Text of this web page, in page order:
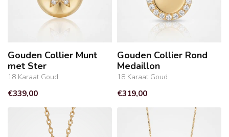
Gouden Collier Munt
met Ster
18 Karaat Goud
€339,00
Gouden Collier Rond
Medaillon
18 Karaat Goud
€319,00